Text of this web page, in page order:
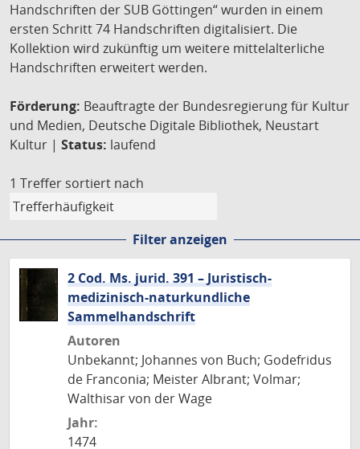
Handschriften der SUB Göttingen“ wurden in einem
ersten Schritt 74 Handschriften digitalisiert. Die
Kollektion wird zukünftig um weitere mittelalterliche
Handschriften erweitert werden.
Förderung: Beauftragte der Bundesregierung für Kultur
und Medien, Deutsche Digitale Bibliothek, Neustart
Kultur | Status: laufend
1 Treffer sortiert nach
Filter anzeigen
2 Cod. Ms. jurid. 391 – Juristisch-
medizinisch-naturkundliche
Sammelhandschrift
Autoren
Unbekannt; Johannes von Buch; Godefridus
de Franconia; Meister Albrant; Volmar;
Walthisar von der Wage
Jahr:
1474